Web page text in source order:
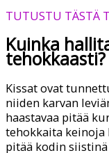
TUTUSTU TÄSTÄ
Kuinka
tehokkaasti?
Kissat ovat
niiden karvan
haastavaa pitää
tehokkaita
pitää kodin